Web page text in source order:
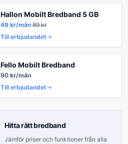
Hallon Mobilt Bredband 5 GB
49 kr/mån 89kr
Till erbjudandet
Fello Mobilt Bredband
90 kr/mån
Till erbjudandet
Hitta rättbredband
Jämför priser och funktioner från alla